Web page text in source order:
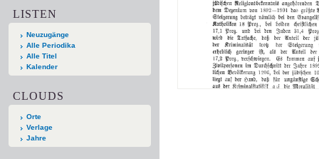
LISTEN
Neuzugänge
Alle Periodika
Alle Titel
Kalender
CLOUDS
Orte
Verlage
Jahre